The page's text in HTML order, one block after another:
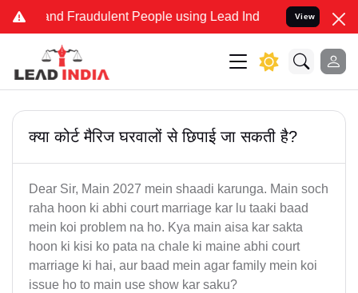
and Fraudulent People using Lead India name to Resolve
View
क्या कोर्ट मैरिज घरवालों से छिपाई जा सकती है?
Dear Sir, Main 2027 mein shaadi karunga. Main soch
raha hoon ki abhi court marriage kar lu taaki baad
mein koi problem na ho. Kya main aisa kar sakta
hoon ki kisi ko pata na chale ki maine abhi court
marriage ki hai, aur baad mein agar family mein koi
issue ho to main use show kar saku?